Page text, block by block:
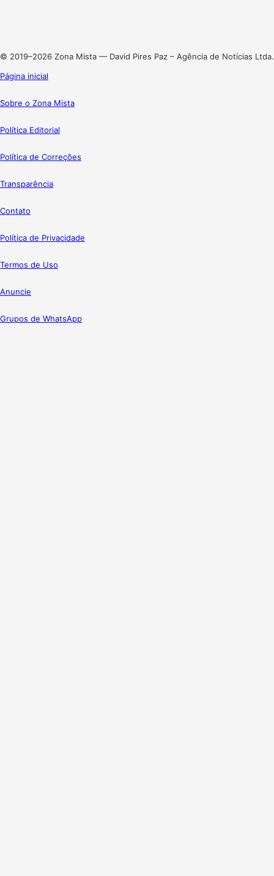
© 2019–2026 Zona Mista — David Pires Paz – Agência de Notícias Ltda.
Página inicial
Sobre o Zona Mista
Política Editorial
Política de Correções
Transparência
Contato
Política de Privacidade
Termos de Uso
Anuncie
Grupos de WhatsApp